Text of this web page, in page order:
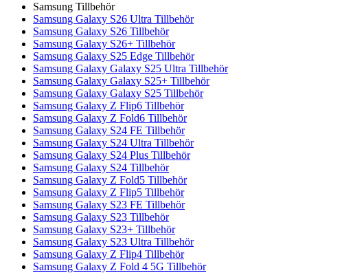
Samsung Tillbehör
Samsung Galaxy S26 Ultra Tillbehör
Samsung Galaxy S26 Tillbehör
Samsung Galaxy S26+ Tillbehör
Samsung Galaxy S25 Edge Tillbehör
Samsung Galaxy Galaxy S25 Ultra Tillbehör
Samsung Galaxy Galaxy S25+ Tillbehör
Samsung Galaxy Galaxy S25 Tillbehör
Samsung Galaxy Z Flip6 Tillbehör
Samsung Galaxy Z Fold6 Tillbehör
Samsung Galaxy S24 FE Tillbehör
Samsung Galaxy S24 Ultra Tillbehör
Samsung Galaxy S24 Plus Tillbehör
Samsung Galaxy S24 Tillbehör
Samsung Galaxy Z Fold5 Tillbehör
Samsung Galaxy Z Flip5 Tillbehör
Samsung Galaxy S23 FE Tillbehör
Samsung Galaxy S23 Tillbehör
Samsung Galaxy S23+ Tillbehör
Samsung Galaxy S23 Ultra Tillbehör
Samsung Galaxy Z Flip4 Tillbehör
Samsung Galaxy Z Fold 4 5G Tillbehör